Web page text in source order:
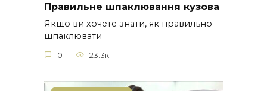
Правильне шпаклювання кузова
Якщо ви хочете знати, як правильно
шпаклювати
0 23.3к.